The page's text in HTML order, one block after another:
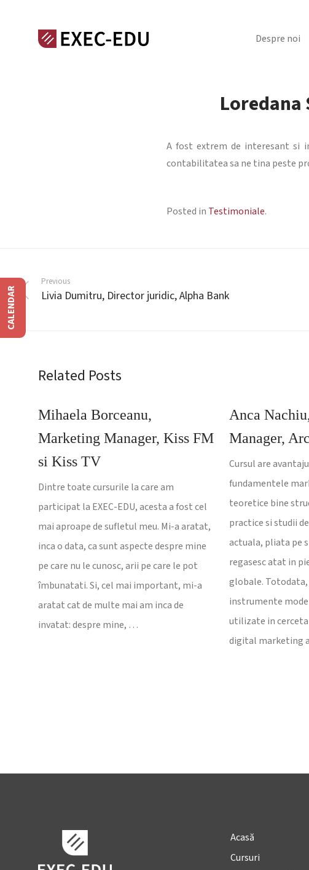
Despre noi
Loredana
A fost extrem de interesant si
contabilitatea sa ne tina peste
Posted in Testimoniale.
Previous
Livia Dumitru, Director juridic, Alpha Bank
Related Posts
Mihaela Borceanu,
Marketing Manager, Kiss FM
si Kiss TV
Dintre toate cursurile la care am
participat la EXEC-EDU, acesta a fost cel
mai aproape de sufletul meu. Mi-a aratat,
inca o data, ca sunt aspecte despre mine
pe care nu le cunosc, arii pe care le pot
îmbunatati. Si, cel mai important, mi-a
aratat cat de multe mai am inca de
invatat: despre mine, …
Anca
Manager,
Cursul are
fundamentele
teoretice bine
practice si studii
actuala, pliata pe
regasesc atat in
globale.
instrumente
utilizate in
digital marketing
Acasă
Cursuri
CALENDAR